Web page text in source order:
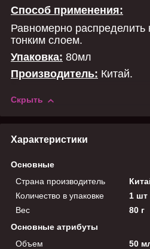
Способ применения:
Равномерно распределить
тонким слоем.
Упаковка: 80мл
Производитель: Китай.
Скрыть
Характеристики
Основные
Страна производитель
Количество в упаковке
1 шт
Вес
80 г
Основные атрибуты
Объем
50